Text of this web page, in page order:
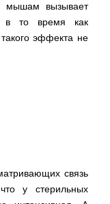
мышам вызывает
в то время как
эффекта не
связь
у стерильных